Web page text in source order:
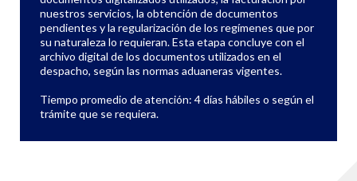
nuestros servicios, la obtención de documentos
pendientes y la regularización de los regímenes que por
su naturaleza lo requieran. Esta etapa concluye con el
archivo digital de los documentos utilizados en el
despacho, según las normas aduaneras vigentes.
Tiempo promedio de atención: 4 días hábiles o según el
trámite que se requiera.